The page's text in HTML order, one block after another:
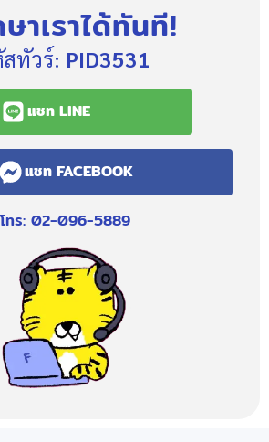
าเราได้ทันที!
ทัวร์: PID3531
แชท LINE
แชท FACEBOOK
โทร: 02-096-5889